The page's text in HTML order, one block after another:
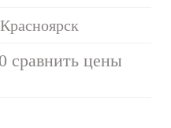
сравнить цены